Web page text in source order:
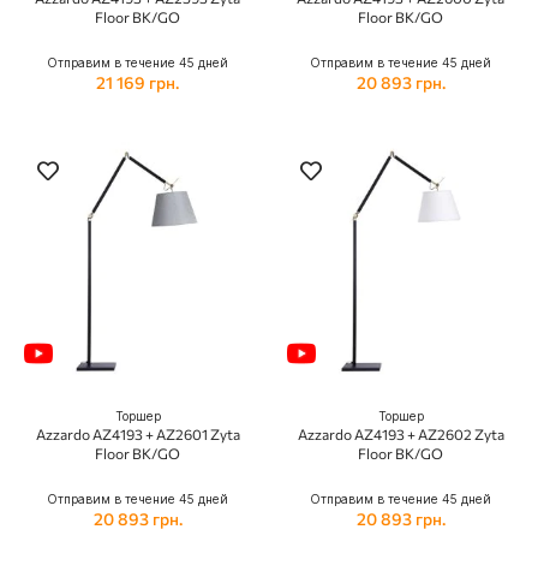
Floor BK/GO
Отправим в течение 45 дней
21 169 грн.
Floor BK/GO
Отправим в течение 45 дней
20 893 грн.
Торшер
Azzardo AZ4193 + AZ2601 Zyta
Floor BK/GO
Отправим в течение 45 дней
20 893 грн.
Торшер
Azzardo AZ4193 + AZ2602 Zyta
Floor BK/GO
Отправим в течение 45 дней
20 893 грн.